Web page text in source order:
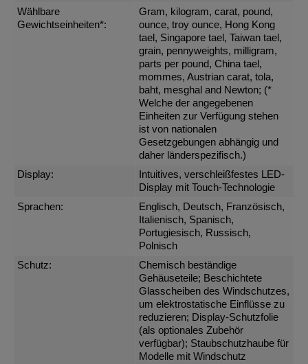
Wählbare
Gewichtseinheiten*:
Gram, kilogram, carat, pound,
ounce, troy ounce, Hong Kong
tael, Singapore tael, Taiwan tael,
grain, pennyweights, milligram,
parts per pound, China tael,
mommes, Austrian carat, tola,
baht, mesghal and Newton; (*
Welche der angegebenen
Einheiten zur Verfügung stehen
ist von nationalen
Gesetzgebungen abhängig und
daher länderspezifisch.)
Display:
Intuitives, verschleißfestes LED-
Display mit Touch-Technologie
Sprachen:
Englisch, Deutsch, Französisch,
Italienisch, Spanisch,
Portugiesisch, Russisch,
Polnisch
Schutz:
Chemisch beständige
Gehäuseteile; Beschichtete
Glasscheiben des Windschutzes,
um elektrostatische Einflüsse zu
reduzieren; Display-Schutzfolie
(als optionales Zubehör
verfügbar); Staubschutzhaube für
Modelle mit Windschutz